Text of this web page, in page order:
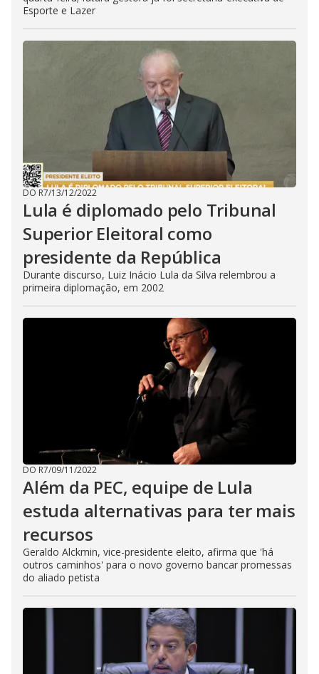
Esporte e Lazer
DO R7/13/12/2022
Lula é diplomado pelo Tribunal
Superior Eleitoral como
presidente da República
Durante discurso, Luiz Inácio Lula da Silva relembrou a
primeira diplomação, em 2002
DO R7/09/11/2022
Além da PEC, equipe de Lula
estuda alternativas para ter mais
recursos
Geraldo Alckmin, vice-presidente eleito, afirma que 'há
outros caminhos' para o novo governo bancar promessas
do aliado petista